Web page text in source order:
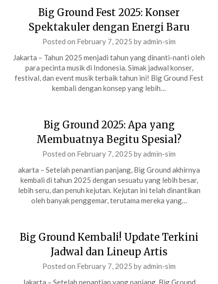
Big Ground Fest 2025: Konser
Spektakuler dengan Energi Baru
Posted on February 7, 2025 byadmin-sim
Jakarta – Tahun 2025 menjadi tahun yang dinanti-nanti oleh
para pecinta musik di Indonesia. Simak jadwal konser,
festival, dan event musik terbaik tahun ini! Big Ground Fest
kembali dengan konsep yang lebih…
Big Ground 2025: Apa yang
Membuatnya Begitu Spesial?
Posted on February 7, 2025 byadmin-sim
akarta – Setelah penantian panjang, Big Ground akhirnya
kembali di tahun 2025 dengan sesuatu yang lebih besar,
lebih seru, dan penuh kejutan. Kejutan ini telah dinantikan
oleh banyak penggemar, terutama mereka yang…
Big Ground Kembali! Update Terkini
Jadwal dan Lineup Artis
Posted on February 7, 2025 byadmin-sim
Jakarta – Setelah penantian yang panjang, Big Ground